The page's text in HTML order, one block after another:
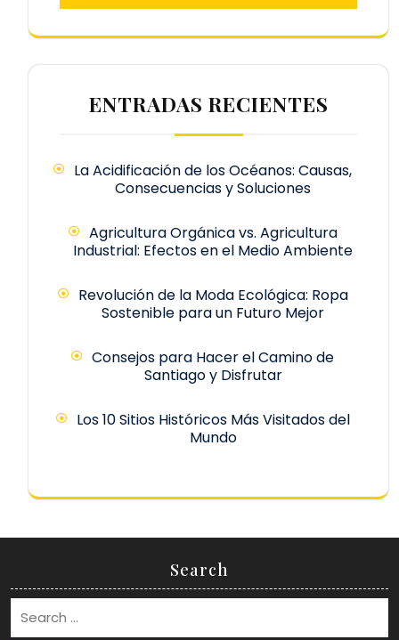
ENTRADAS RECIENTES
La Acidificación de los Océanos: Causas,
Consecuencias y Soluciones
Agricultura Orgánica vs. Agricultura
Industrial: Efectos en el Medio Ambiente
Revolución de la Moda Ecológica: Ropa
Sostenible para un Futuro Mejor
Consejos para Hacer el Camino de
Santiago y Disfrutar
Los 10 Sitios Históricos Más Visitados del
Mundo
Search